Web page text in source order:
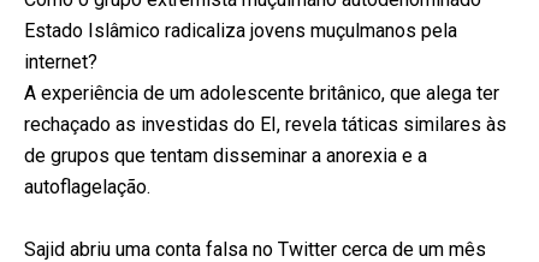
Estado Islâmico radicaliza jovens muçulmanos pela
internet?
A experiência de um adolescente britânico, que alega ter
rechaçado as investidas do EI, revela táticas similares às
de grupos que tentam disseminar a anorexia e a
autoflagelação.
Sajid abriu uma conta falsa no Twitter cerca de um mês